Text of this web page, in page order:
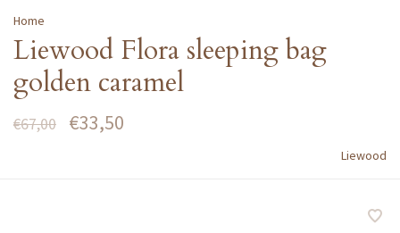
Home
Liewood Flora sleeping bag
golden caramel
€67,00 €33,50
Liewood